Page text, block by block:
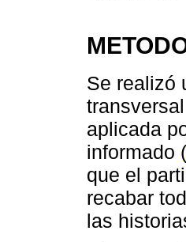
Se realizó
aplicada
informado (
que el
recabar
las